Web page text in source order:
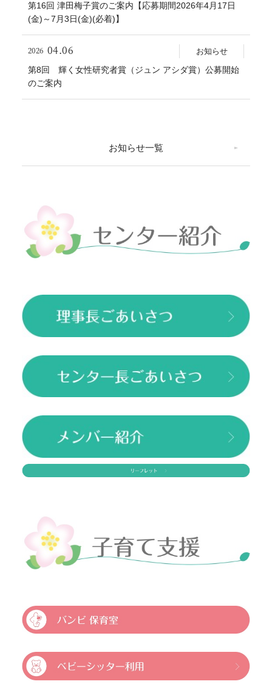
第16回 津田梅子賞のご案内【応募期間2026年4月17日
(金)～7月3日(金)(必着)】
2026 04.06 お知らせ
第8回 輝く女性研究者賞（ジュン アシダ賞）公募開始
のご案内
お知らせ一覧